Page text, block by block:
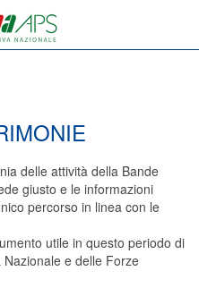
delle attività della Bande
giusto e le informazioni
percorso in linea con le
utile in questo periodo di
e delle Forze